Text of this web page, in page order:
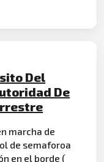
Del
De
marcha de
de semaforoa
en el borde (